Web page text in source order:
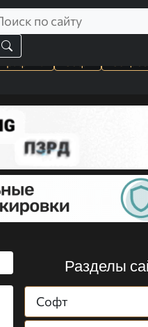
Графика
Разделы
Софт